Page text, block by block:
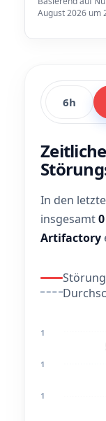
August 2026 um
6h
In den
insgesamt
Artifactory
1
1
1